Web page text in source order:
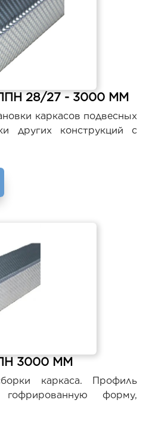
28/27 - 3000 ММ
каркасов подвесных
других конструкций с
3000 ММ
каркаса. Профиль
форму,